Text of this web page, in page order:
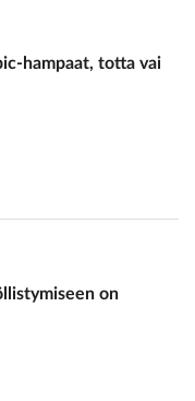
hampaat, totta vai
on